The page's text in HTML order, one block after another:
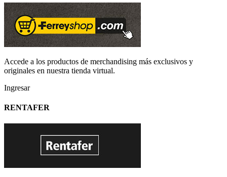
Accede a los productos de merchandising más exclusivos y
originales en nuestra tienda virtual.
Ingresar
RENTAFER